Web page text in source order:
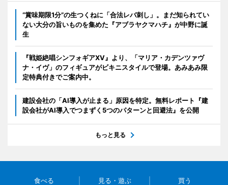
“賞味期限1分”の生つくねに「合法レバ刺し」。まだ知られてい
ない大分の旨いものを集めた『アブラヤクマハチ』が中野に誕
生
『戦姫絶唱シンフォギアXV』より、「マリア・カデンツァヴ
ナ・イヴ」のフィギュアがビキニスタイルで登場。あみあみ限
定特典付きでご案内中。
建設会社の「AI導入が止まる」原因を特定。無料レポート『建
設会社がAI導入でつまずく5つのパターンと回避法』を公開
もっと見る
食べる 見る・遊ぶ 買う